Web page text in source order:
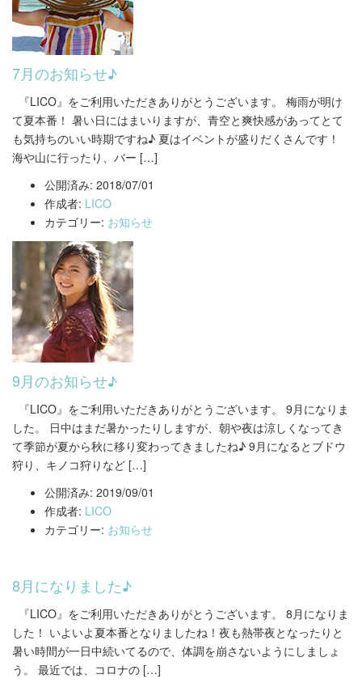
7月のお知らせ♪
『LICO』をご利用いただきありがとうございます。 梅雨が明け
て夏本番！ 暑い日にはまいりますが、青空と爽快感があってとて
も気持ちのいい時期ですね♪ 夏はイベントが盛りだくさんです！
海や山に行ったり、バー […]
公開済み: 2018/07/01
作成者: LICO
カテゴリー: お知らせ
9月のお知らせ♪
『LICO』をご利用いただきありがとうございます。 9月になりま
した。 日中はまだ暑かったりしますが、朝や夜は涼しくなってき
て季節が夏から秋に移り変わってきましたね♪ 9月になるとブドウ
狩り、キノコ狩りなど […]
公開済み: 2019/09/01
作成者: LICO
カテゴリー: お知らせ
8月になりました♪
『LICO』をご利用いただきありがとうございます。 8月になりま
した！ いよいよ夏本番となりましたね！夜も熱帯夜となったりと
暑い時間が一日中続いてるので、体調を崩さないようにしましょ
う。 最近では、コロナの […]